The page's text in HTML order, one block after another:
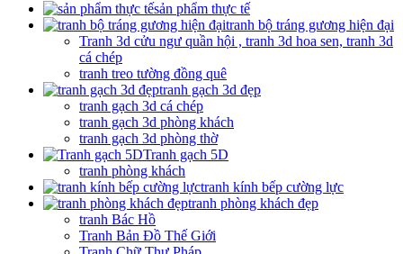
sản phẩm thực tế
tranh bộ tráng gương hiện đại
Tranh 3d cửu ngư quần hội , tranh 3d hoa sen, tranh 3d
cá chép
tranh treo tường đồng quê
tranh gạch 3d đẹp
tranh gạch 3d cá chép
tranh gạch 3d phòng khách
tranh gạch 3d phòng thờ
Tranh gạch 5D
tranh phòng khách
tranh kính bếp cường lực
tranh phòng khách đẹp
tranh Bác Hồ
Tranh Bản Đồ Thế Giới